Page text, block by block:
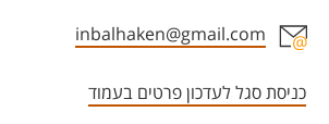
inbalhaken@gmail.com
כניסת סגל לעדכון פרטים בעמוד